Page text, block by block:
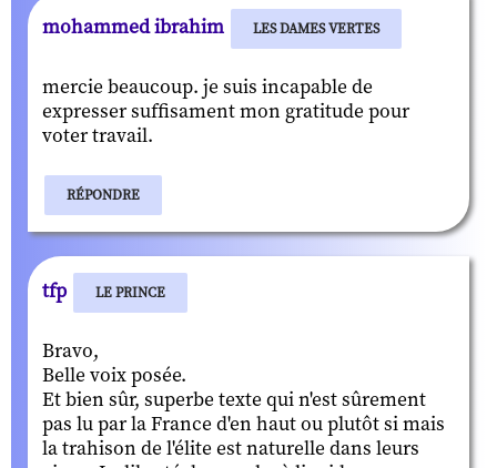
mohammed ibrahim LES DAMES VERTES
mercie beaucoup. je suis incapable de
expresser suffisament mon gratitude pour
voter travail.
RÉPONDRE
tfp LE PRINCE
Bravo,
Belle voix posée.
Et bien sûr, superbe texte qui n'est sûrement
pas lu par la France d'en haut ou plutôt si mais
la trahison de l'élite est naturelle dans leurs